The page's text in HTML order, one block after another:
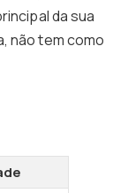
da sua
não tem como